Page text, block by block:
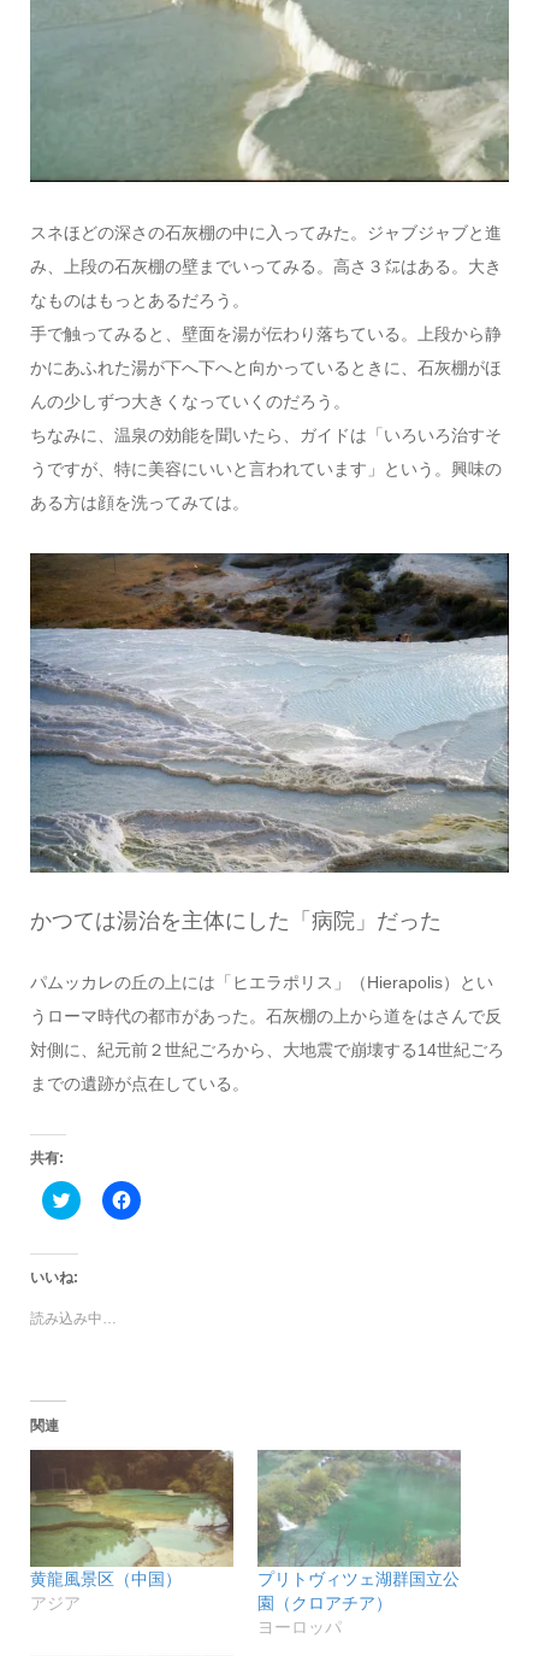
スネほどの深さの石灰棚の中に入ってみた。ジャブジャブと進
み、上段の石灰棚の壁までいってみる。高さ３㍍はある。大き
なものはもっとあるだろう。
手で触ってみると、壁面を湯が伝わり落ちている。上段から静
かにあふれた湯が下へ下へと向かっているときに、石灰棚がほ
んの少しずつ大きくなっていくのだろう。
ちなみに、温泉の効能を聞いたら、ガイドは「いろいろ治すそ
うですが、特に美容にいいと言われています」という。興味の
ある方は顔を洗ってみては。
かつては湯治を主体にした「病院」だった
パムッカレの丘の上には「ヒエラポリス」（Hierapolis）とい
うローマ時代の都市があった。石灰棚の上から道をはさんで反
対側に、紀元前２世紀ごろから、大地震で崩壊する14世紀ごろ
までの遺跡が点在している。
共有:
ク
リ
し
て
Twitter
共
ド
で
開
き
ま
す)
Facebook
で
さ
い
し
い
ウ
ィ
ン
ド
ウ
ま
いいね:
読み込み中…
関連
黄龍風景区（中国）
アジア
プリトヴィツェ湖群国立公
園（クロアチア）
ヨーロッパ